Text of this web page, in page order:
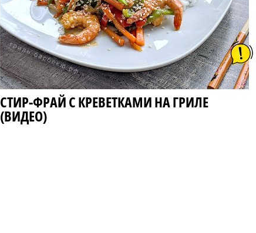
СТИР-ФРАЙ С КРЕВЕТКАМИ НА ГРИЛЕ
(ВИДЕО)